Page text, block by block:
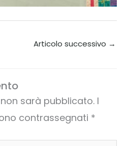
Articolo successivo →
sarà pubblicato. I
contrassegnati *